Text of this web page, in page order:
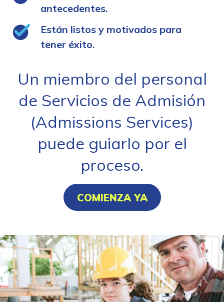
antecedentes.
Están listos y motivados para
tener éxito.
Un miembro del personal
de Servicios de Admisión
(Admissions Services)
puede guiarlo por el
proceso.
COMIENZA YA